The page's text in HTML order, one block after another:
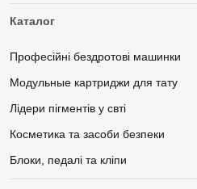
Каталог
Професійні бездротові машинки
Модульные картриджи для тату
Лідери пігментів у свті
Косметика та засоби безпеки
Блоки, педалі та кліпи